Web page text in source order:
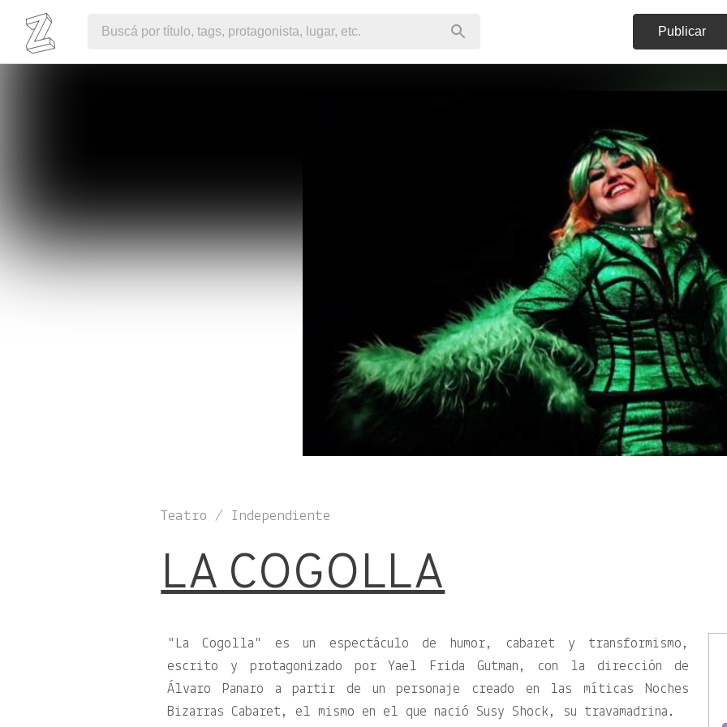
Publicar
Teatro / Independiente
LA COGOLLA
La Cogolla
es un espectáculo de humor, cabaret y transformismo,
escrito y protagonizado por Yael Frida Gutman, con la dirección de
Álvaro Panaro a partir de un personaje creado en las míticas Noches
Bizarras Cabaret, el mismo en el que nació Susy Shock, su travamadrina.